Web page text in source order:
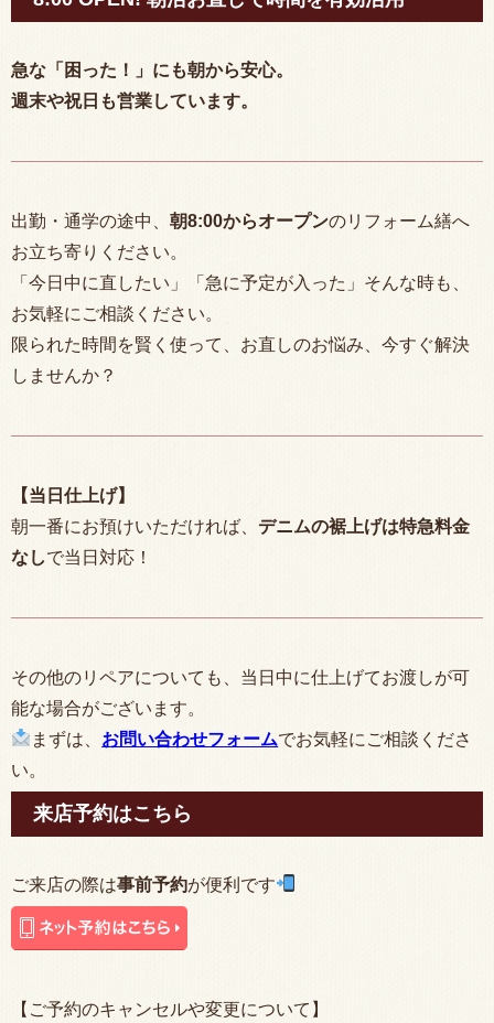
急な「困った！」にも朝から安心。
週末や祝日も営業しています。
出勤・通学の途中、 朝8:00からオープンのリフォーム繕へ
お立ち寄りください。
「今日中に直したい」「急に予定が入った」そんな時も、
お気軽にご相談ください。
限られた時間を賢く使って、お直しのお悩み、今すぐ解決
しませんか？
【当日仕上げ】
朝一番にお預けいただければ、 デニムの裾上げは特急料金
なしで当日対応！
その他のリペアについても、当日中に仕上げてお渡しが可
能な場合がございます。
まずは、 お問い合わせフォームでお気軽にご相談くださ
い。
来店予約はこちら
ご来店の際は事前予約が便利です
【ご予約のキャンセルや変更について】